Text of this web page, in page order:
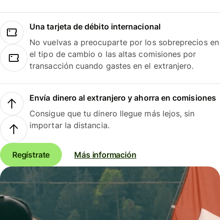
Una tarjeta de débito internacional
No vuelvas a preocuparte por los sobreprecios en
el tipo de cambio o las altas comisiones por
transacción cuando gastes en el extranjero.
Envía dinero al extranjero y ahorra en comisiones
Consigue que tu dinero llegue más lejos, sin
importar la distancia.
Regístrate Más información